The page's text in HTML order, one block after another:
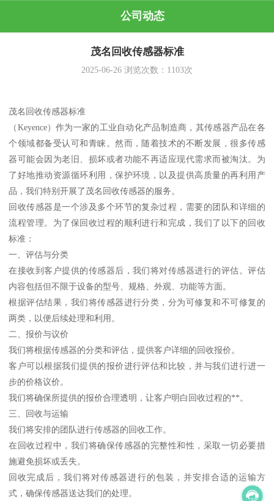
公司动态
茂名回收传感器标准
2025-06-26 浏览次数： 1103次
茂名回收传感器标准
（Keyence）作为一家的工业自动化产品制造商，其传感器产品在各
个领域都备受认可和青睐。然而，随着技术的不断发展，很多传感
器可能会因为老旧、损坏或者功能不再适应现代需求而被淘汰。为
了好地推动资源循环利用，保护环境，以及提供高质量的再利用产
品，我们特别开展了茂名回收传感器的服务。
回收传感器是一个涉及多个环节的复杂过程，需要的团队和详细的
流程管理。为了保回收过程的顺利进行和完成，我们了以下的回收
标准：
一、评估与分类
在接收到客户提供的传感器后，我们将对传感器进行的评估。评估
内容包括但不限于设备的型号、规格、外观、功能等方面。
根据评估结果，我们将传感器进行分类，分为可修复和不可修复的
两类，以便后续处理和利用。
二、报价与议价
我们将根据传感器的分类和评估，提供客户详细的回收报价。
客户可以根据我们提供的报价进行评估和比较，并与我们进行进一
步的价格议价。
我们将确保所提供的报价合理透明，让客户明白回收过程的**。
三、回收与运输
我们将安排的团队进行传感器的回收工作。
在回收过程中，我们将确保传感器的完整性和性，采取一切必要措
施避免损坏或丢失。
回收完成后，我们将对传感器进行的包装，并安排合适的运输方
式，确保传感器送达我们的处理。